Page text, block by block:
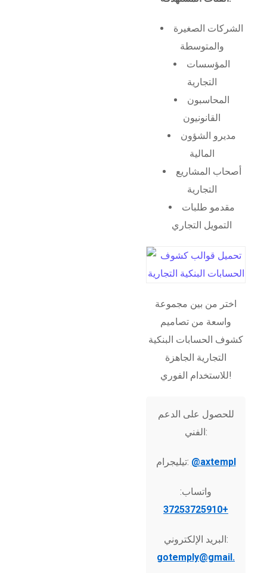
الشركات الصغيرة
والمتوسطة
المؤسسات
التجارية
المحاسبون
القانونيون
مديرو الشؤون
المالية
أصحاب المشاريع
التجارية
مقدمو طلبات
التمويل التجاري
اختر من بين مجموعة
واسعة من تصاميم
كشوف الحسابات البنكية
التجارية الجاهزة
للاستخدام الفوري!
للحصول على الدعم
الفني:
تيليجرام: @axtempl
واتساب:
+37253725910
البريد الإلكتروني:
gotemply@gmail.